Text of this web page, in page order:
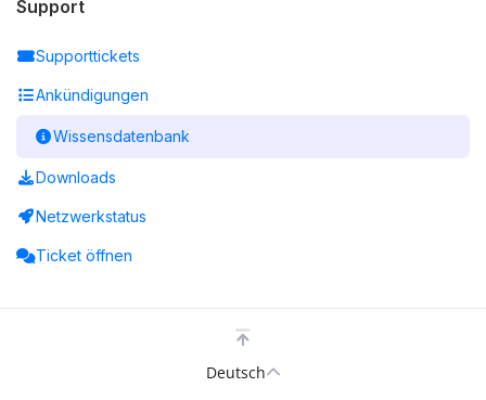
Support
Supporttickets
Ankündigungen
Wissensdatenbank
Downloads
Netzwerkstatus
Ticket öffnen
Deutsch